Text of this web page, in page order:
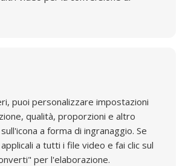
puoi personalizzare impostazioni
qualità, proporzioni e altro
a forma di ingranaggio. Se
a tutti i file video e fai clic sul
per l'elaborazione.